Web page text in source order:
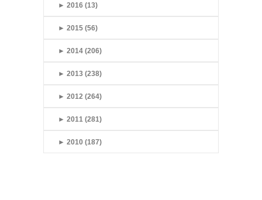
► 2016 (13)
► 2015 (56)
► 2014 (206)
► 2013 (238)
► 2012 (264)
► 2011 (281)
► 2010 (187)